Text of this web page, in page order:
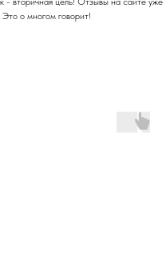
о многом говорит!